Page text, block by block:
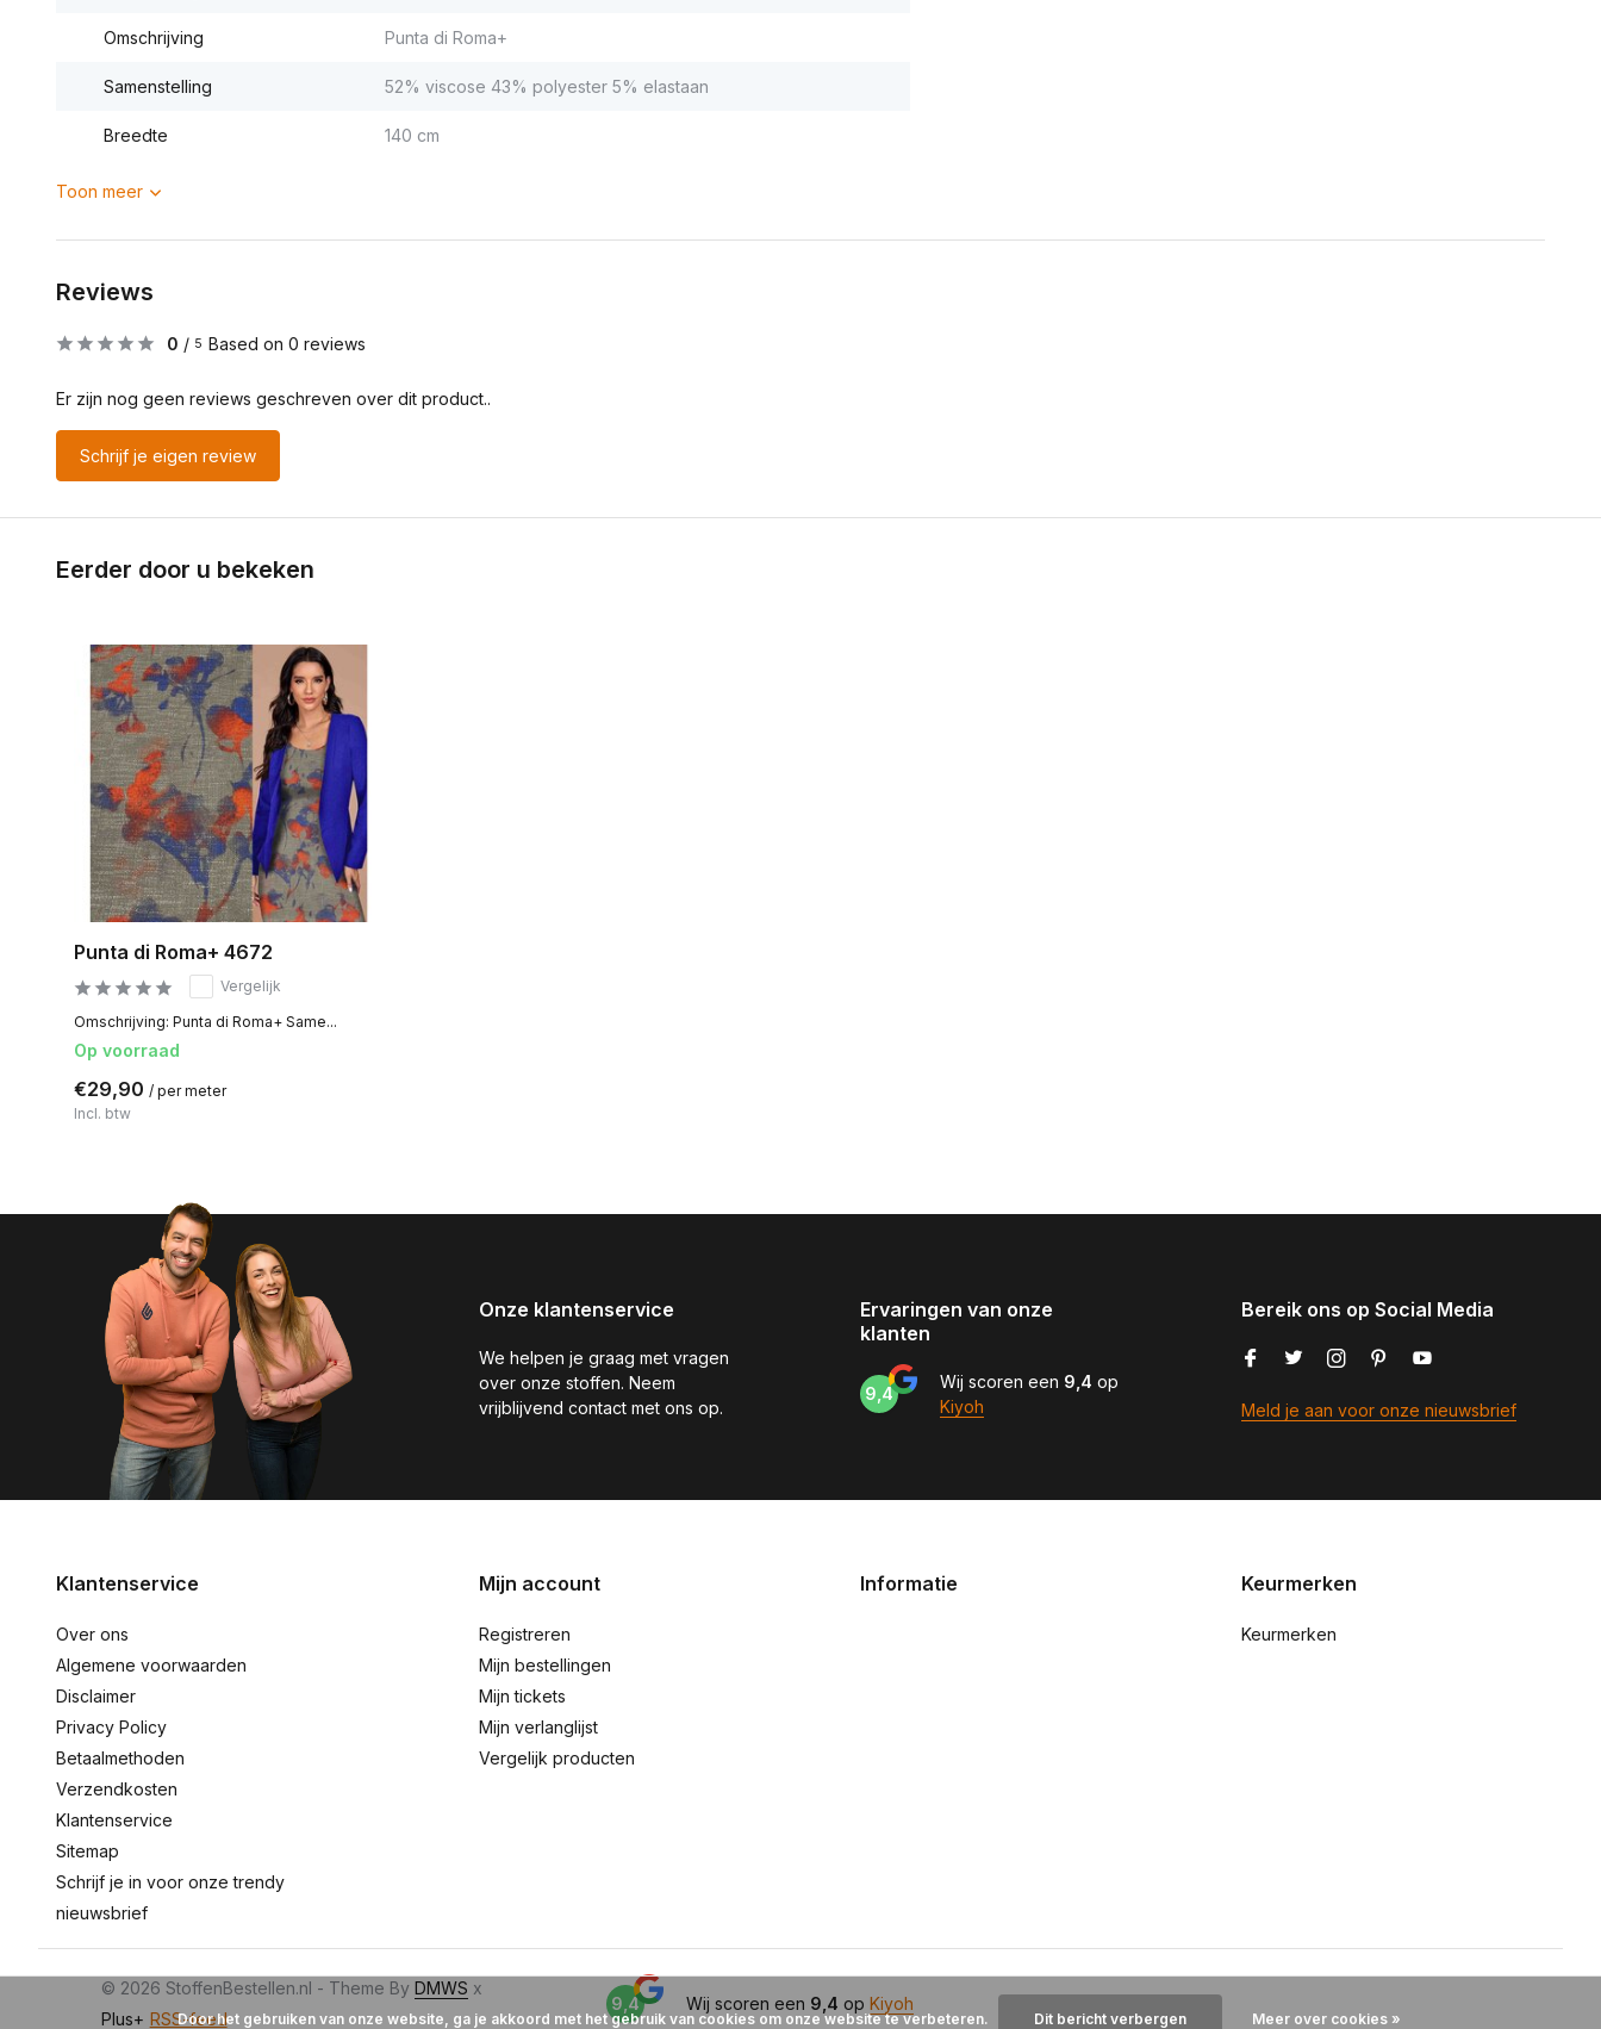
Omschrijving Punta di Roma+
Samenstelling 52% viscose 43% polyester 5% elastaan
Breedte 140 cm
Toon meer
Reviews
0 / 5 Based on 0 reviews
Er zijn nog geen reviews geschreven over dit product..
Schrijf je eigen review
Eerder door u bekeken
Punta di Roma+ 4672
Vergelijk
Omschrijving: Punta di Roma+ Same...
Op voorraad
€29,90 / per meter
Incl. btw
Onze klantenservice
We helpen je graag met vragen
over onze stoffen. Neem
vrijblijvend contact met ons op.
Ervaringen van onze
klanten
9,4
Wij scoren een 9,4 op
Kiyoh
Bereik ons op Social Media
Meld je aan voor onze nieuwsbrief
Klantenservice
Over ons
Algemene voorwaarden
Disclaimer
Privacy Policy
Betaalmethoden
Verzendkosten
Klantenservice
Sitemap
Schrijf je in voor onze trendy
nieuwsbrief
Mijn account
Registreren
Mijn bestellingen
Mijn tickets
Mijn verlanglijst
Vergelijk producten
Informatie Keurmerken
Keurmerken
© 2026 StoffenBestellen.nl - Theme By DMWS x
Plus+ RSS-feed
9,4 Wij scoren een 9,4 op Kiyoh
Door het gebruiken van onze website, ga je akkoord met het gebruik van cookies om onze website te verbeteren. Dit bericht verbergen Meer over cookies »